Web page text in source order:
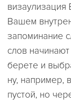
Вашем
запоминание
слов
берете и
ну, например,
пустой, но